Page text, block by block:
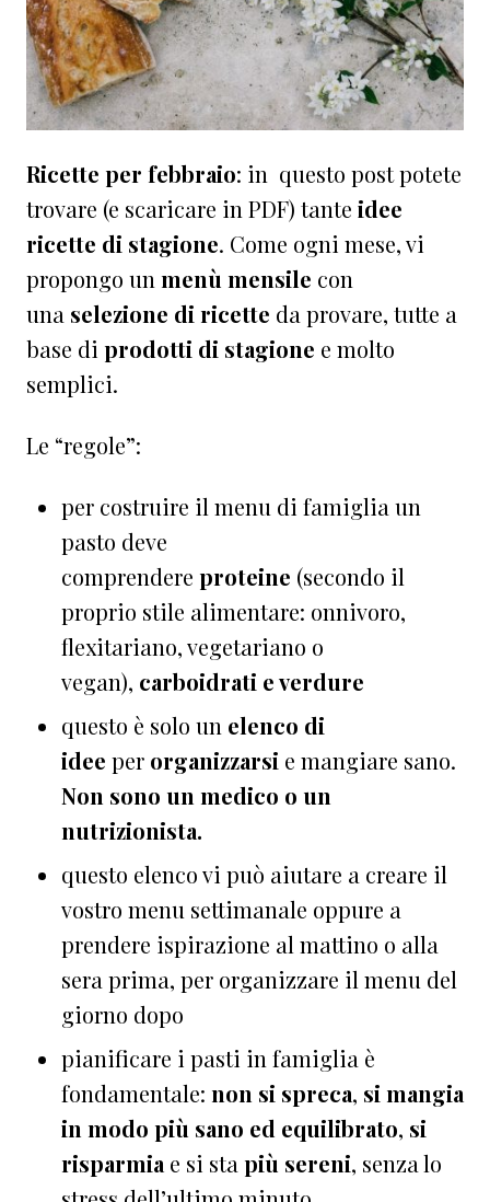
Ricette per febbraio: in questo post potete
trovare (e scaricare in PDF) tante idee
ricette di stagione. Come ogni mese, vi
propongo un menù mensile con
una selezione di ricette da provare, tutte a
base di prodotti di stagione e molto
semplici.
Le “regole”:
per costruire il menu di famiglia un
pasto deve
comprendere proteine (secondo il
proprio stile alimentare: onnivoro,
flexitariano, vegetariano o
vegan), carboidrati e verdure
questo è solo un elenco di
idee per organizzarsi e mangiare sano.
Non sono un medico o un
nutrizionista.
questo elenco vi può aiutare a creare il
vostro menu settimanale oppure a
prendere ispirazione al mattino o alla
sera prima, per organizzare il menu del
giorno dopo
pianificare i pasti in famiglia è
fondamentale: non si spreca, si mangia
in modo più sano ed equilibrato, si
risparmia e si sta più sereni, senza lo